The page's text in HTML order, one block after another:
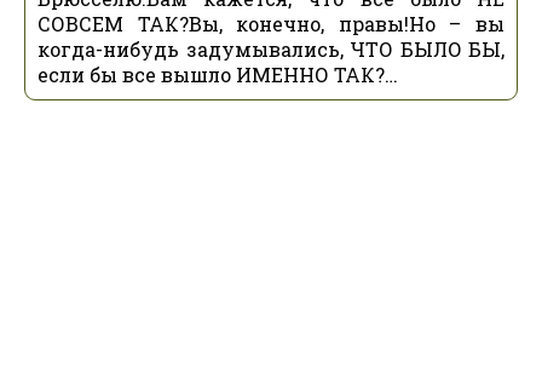
СОВСЕМ ТАК?Вы, конечно, правы!Но – вы
когда-нибудь задумывались, ЧТО БЫЛО БЫ,
если бы все вышло ИМЕННО ТАК?…